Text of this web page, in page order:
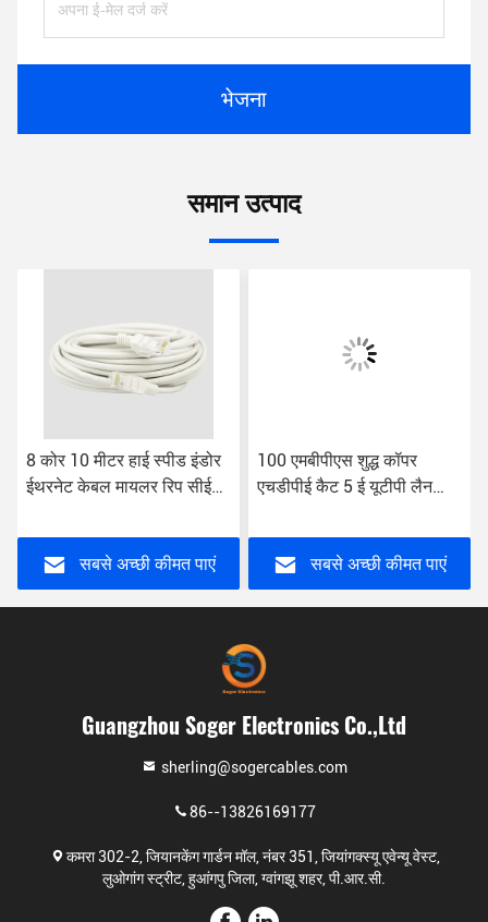
भेजना
समान उत्पाद
8 कोर 10 मीटर हाई स्पीड इंडोर
ईथरनेट केबल मायलर रिप सीई
सबसे अच्छी कीमत पाएं
100 एमबीपीएस शुद्ध कॉपर
एचडीपीई कैट 5 ई यूटीपी लैन
सबसे अच्छी कीमत पाएं
Guangzhou Soger Electronics Co.,Ltd
sherling@sogercables.com
86--13826169177
कमरा 302-2, जियानकेंग गार्डन मॉल, नंबर 351, जियांगक्स्यू एवेन्यू वेस्ट,
लुओगांग स्ट्रीट, हुआंगपु जिला, ग्वांगझू शहर, पी.आर.सी.